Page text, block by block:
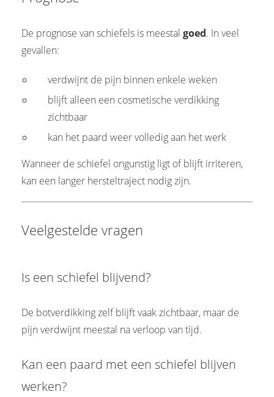
De prognose van schiefels is meestal goed. In veel
gevallen:
verdwijnt de pijn binnen enkele weken
blijft alleen een cosmetische verdikking
zichtbaar
kan het paard weer volledig aan het werk
Wanneer de schiefel ongunstig ligt of blijft irriteren,
kan een langer hersteltraject nodig zijn.
Veelgestelde vragen
Is een schiefel blijvend?
De botverdikking zelf blijft vaak zichtbaar, maar de
pijn verdwijnt meestal na verloop van tijd.
Kan een paard met een schiefel blijven
werken?